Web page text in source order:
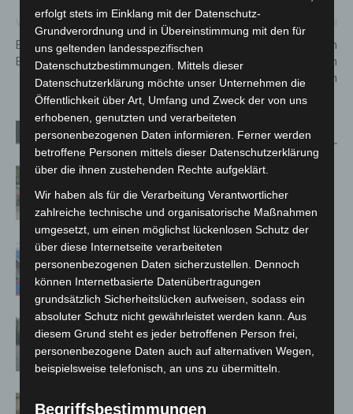
Vorheriger Artikel
Ein Verletzter bei LKW Brand in
Bothfeld
55. Breitmaulnashorn-Baby im
Serengeti-Park Hodenhagen
geboren
Verwandte Artikel Mehr vom Autor
Region Hannover: 21 neue
Notfallsanitäter starten beim Roten
Kreuz
Mann läuft mit Hockeyschläger über
A7 – Polizei sucht Zeugen
Hannover: Polizei stoppt 166
Trunkenheitsfahrten bei
Großkontrolle
Hannover Klassik Open Air 2026:
erfolgt stets im Einklang mit der Datenschutz-
Grundverordnung und in Übereinstimmung mit den für
uns geltenden landesspezifischen
Datenschutzbestimmungen. Mittels dieser
Datenschutzerklärung möchte unser Unternehmen die
Öffentlichkeit über Art, Umfang und Zweck der von uns
erhobenen, genutzten und verarbeiteten
personenbezogenen Daten informieren. Ferner werden
betroffene Personen mittels dieser Datenschutzerklärung
über die ihnen zustehenden Rechte aufgeklärt.
Wir haben als für die Verarbeitung Verantwortlicher
zahlreiche technische und organisatorische Maßnahmen
umgesetzt, um einen möglichst lückenlosen Schutz der
über diese Internetseite verarbeiteten
personenbezogenen Daten sicherzustellen. Dennoch
können Internetbasierte Datenübertragungen
grundsätzlich Sicherheitslücken aufweisen, sodass ein
absoluter Schutz nicht gewährleistet werden kann. Aus
diesem Grund steht es jeder betroffenen Person frei,
personenbezogene Daten auch auf alternativen Wegen,
beispielsweise telefonisch, an uns zu übermitteln.
Begriffsbestimmungen